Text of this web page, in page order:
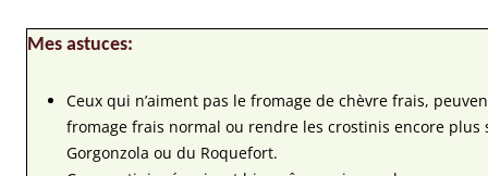
Mes astuces:
Ceux qui n’aiment pas le fromage de chèvre frais,
fromage frais normal ou rendre les crostinis encore
Gorgonzola ou du Roquefort.